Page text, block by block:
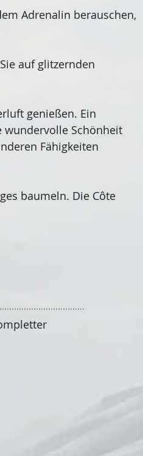
Adrenalin berauschen,
auf glitzernden
genießen. Ein
wundervolle Schönheit
Fähigkeiten
baumeln. Die Côte